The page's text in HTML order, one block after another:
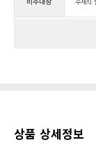
상품 상세정보